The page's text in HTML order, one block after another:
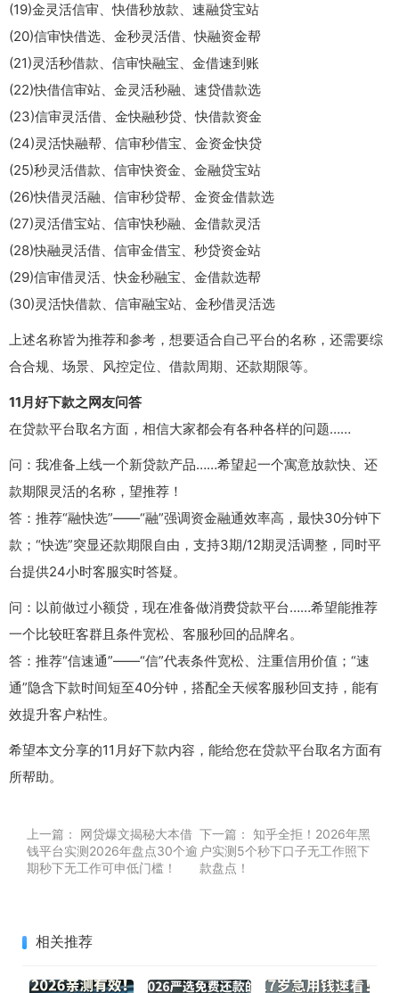
(19)金灵活信审、快借秒放款、速融贷宝站
(20)信审快借选、金秒灵活借、快融资金帮
(21)灵活秒借款、信审快融宝、金借速到账
(22)快借信审站、金灵活秒融、速贷借款选
(23)信审灵活借、金快融秒贷、快借款资金
(24)灵活快融帮、信审秒借宝、金资金快贷
(25)秒灵活借款、信审快资金、金融贷宝站
(26)快借灵活融、信审秒贷帮、金资金借款选
(27)灵活借宝站、信审快秒融、金借款灵活
(28)快融灵活借、信审金借宝、秒贷资金站
(29)信审借灵活、快金秒融宝、金借款选帮
(30)灵活快借款、信审融宝站、金秒借灵活选
上述名称皆为推荐和参考，想要适合自己平台的名称，还需要综
合合规、场景、风控定位、借款周期、还款期限等。
11月好下款之网友问答
在贷款平台取名方面，相信大家都会有各种各样的问题……
问：我准备上线一个新贷款产品……希望起一个寓意放款快、还
款期限灵活的名称，望推荐！
答：推荐“融快选”——“融”强调资金融通效率高，最快30分钟下
款；“快选”突显还款期限自由，支持3期/12期灵活调整，同时平
台提供24小时客服实时答疑。
问：以前做过小额贷，现在准备做消费贷款平台……希望能推荐
一个比较旺客群且条件宽松、客服秒回的品牌名。
答：推荐“信速通”——“信”代表条件宽松、注重信用价值；“速
通”隐含下款时间短至40分钟，搭配全天候客服秒回支持，能有
效提升客户粘性。
希望本文分享的11月好下款内容，能给您在贷款平台取名方面有
所帮助。
上一篇：
网贷爆文揭秘大本借
钱平台实测2026年盘点30个逾
期秒下无工作可申低门槛！
下一篇： 知乎全拒！2026年黑
户实测5个秒下口子无工作照下
款盘点！
相关推荐